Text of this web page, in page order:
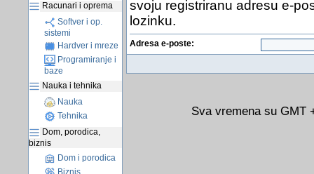
Racunari i oprema
Softver i op.
sistemi
Hardver i mreze
Programiranje i
baze
Nauka i tehnika
Nauka
Tehnika
Dom, porodica,
biznis
Dom i porodica
Biznis
svoju registriranu adresu e-
lozinku.
Adresa e-poste:
Sva vremena su GMT